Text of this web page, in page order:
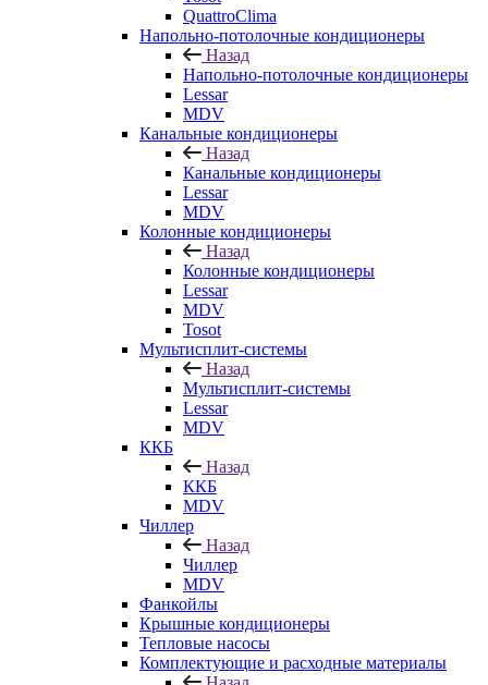
QuattroClima
Напольно-потолочные кондиционеры
Назад
Напольно-потолочные кондиционеры
Lessar
MDV
Канальные кондиционеры
Назад
Канальные кондиционеры
Lessar
MDV
Колонные кондиционеры
Назад
Колонные кондиционеры
Lessar
MDV
Tosot
Мультисплит-системы
Назад
Мультисплит-системы
Lessar
MDV
ККБ
Назад
ККБ
MDV
Чиллер
Назад
Чиллер
MDV
Фанкойлы
Крышные кондиционеры
Тепловые насосы
Комплектующие и расходные материалы